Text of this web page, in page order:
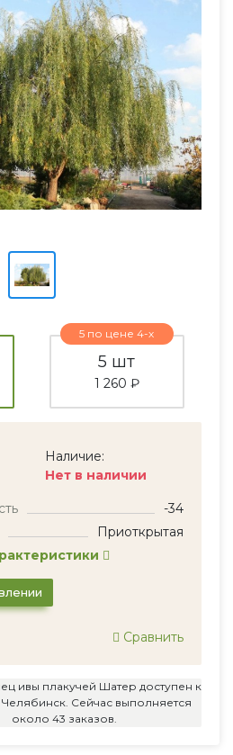
5 по цене 4-х
5 шт
1 260 ₽
Наличие:
Нет в наличии
-34
Приоткрытая
Сравнить
ивы плакучей Шатер доступен к
Челябинск. Сейчас выполняется
около 43 заказов.